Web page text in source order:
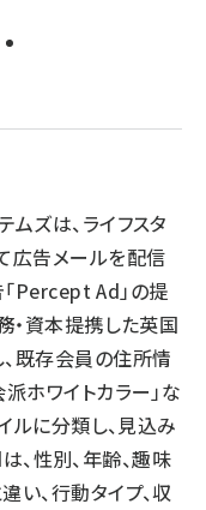
ズは、ライフスタ
広告メールを配信
Percept Ad」の提
・資本提携した英国
既存会員の住所情
ホワイトカラー」な
ルに分類し、見込み
性別、年齢、趣味
い、行動タイプ、収